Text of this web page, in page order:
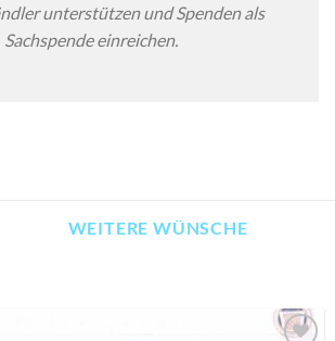
unterstützen und Spenden als
Sachspende einreichen.
WEITERE WÜNSCHE